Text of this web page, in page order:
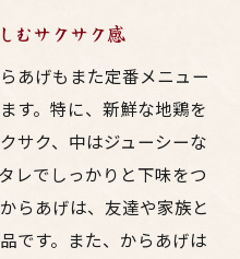
メニュー
りのドリンクペアリン
約可能な居酒屋
演出する計画
の絶品鳥料理スポット
むサクサク感
あげもまた定番メニュー
す。特に、新鮮な地鶏を
サク、中はジューシーな
レでしっかりと下味をつ
らあげは、友達や家族と
です。また、からあげは